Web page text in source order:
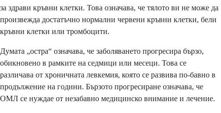
за здрави кръвни клетки. Това означава, че тялото ви не може да
произвежда достатъчно нормални червени кръвни клетки, бели
кръвни клетки или тромбоцити.
Думата „остра“ означава, че заболяването прогресира бързо,
обикновено в рамките на седмици или месеци. Това се
различава от хроничната левкемия, която се развива по-бавно в
продължение на години. Бързото прогресиране означава, че
ОМЛ се нуждае от незабавно медицинско внимание и лечение.